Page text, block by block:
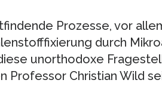
Prozesse, vor
durch
unorthodoxe
Professor Christian Wild